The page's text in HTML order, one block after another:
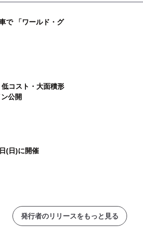
で 「ワールド・グ
コスト・大面積形
公開
(日)に開催
発行者のリリースをもっと見る